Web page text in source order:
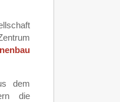
dem
die